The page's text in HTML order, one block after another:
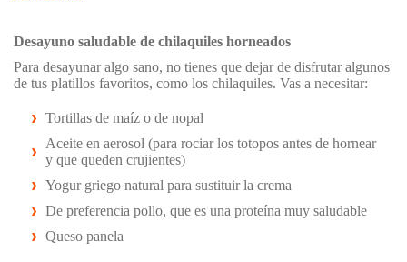
Desayuno saludable de chilaquiles horneados
Para desayunar algo sano, no tienes que dejar de disfrutar algunos
de tus platillos favoritos, como los chilaquiles. Vas a necesitar:
Tortillas de maíz o de nopal
Aceite en aerosol (para rociar los totopos antes de hornear
y que queden crujientes)
Yogur griego natural para sustituir la crema
De preferencia pollo, que es una proteína muy saludable
Queso panela